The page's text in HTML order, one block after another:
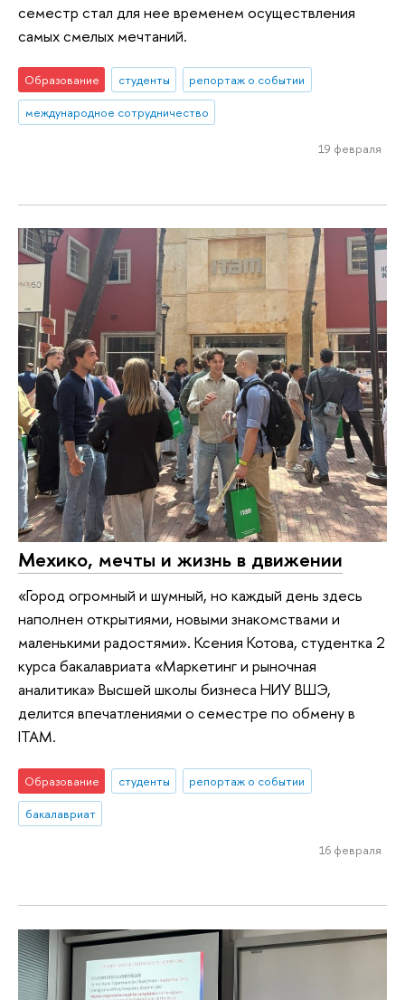
семестр стал для нее временем осуществления
самых смелых мечтаний.
Образование студенты
репортаж о событии
международное сотрудничество
19 февраля
Мехико, мечты и жизнь в движении
«Город огромный и шумный, но каждый день здесь
наполнен открытиями, новыми знакомствами и
маленькими радостями». Ксения Котова, студентка 2
курса бакалавриата «Маркетинг и рыночная
аналитика» Высшей школы бизнеса НИУ ВШЭ,
делится впечатлениями о семестре по обмену в
ITAM.
Образование студенты
репортаж о событии
бакалавриат
16 февраля